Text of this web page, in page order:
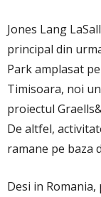
Jones Lang
principal din
Park amplasat
Timisoara, noi
proiectul
De altfel,
ramane pe baza
Desi in